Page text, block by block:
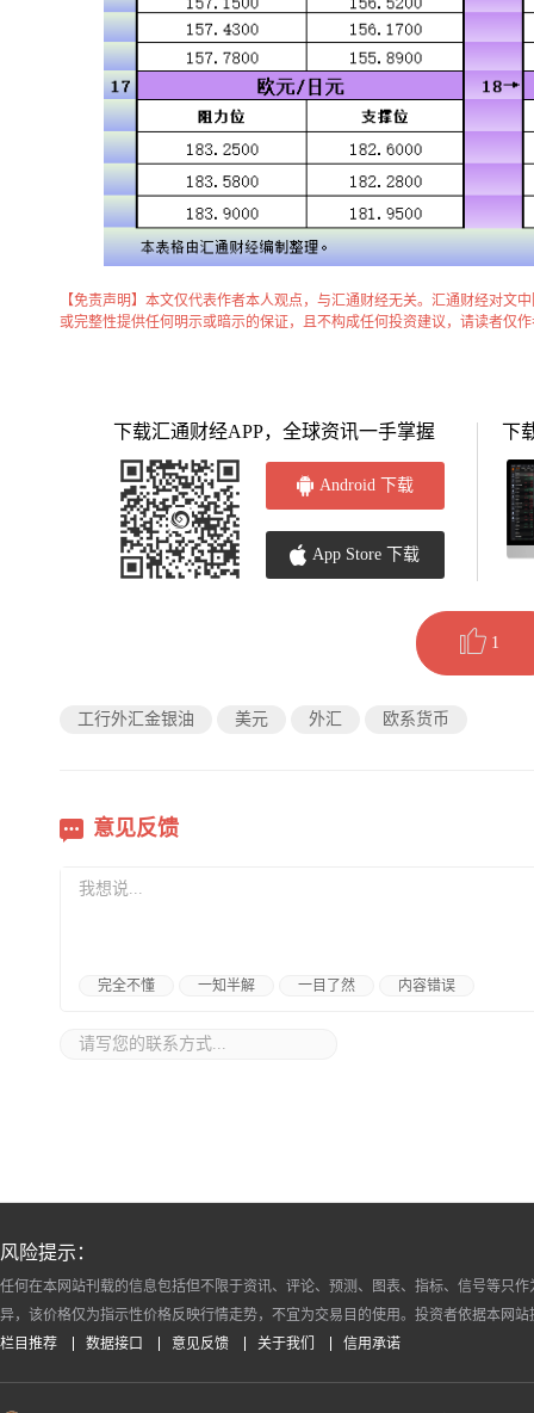
【免责声明】本文仅代表作者本人观点，与汇通财经无关。汇通财经对文
或完整性提供任何明示或暗示的保证，且不构成任何投资建议，请读者仅
下载汇通财经APP，全球资讯一手掌握
Android 下载
App Store 下载
下
1
工行外汇金银油 美元 外汇 欧系货币
意见反馈
完全不懂 一知半解 一目了然 内容错误
风险提示：
任何在本网站刊载的信息包括但不限于资讯、评论、预测、图表、指标、信号等只
异，该价格仅为指示性价格反映行情走势，不宜为交易目的使用。投资者依据本网
栏目推荐
数据接口 意见反馈 关于我们 信用承诺